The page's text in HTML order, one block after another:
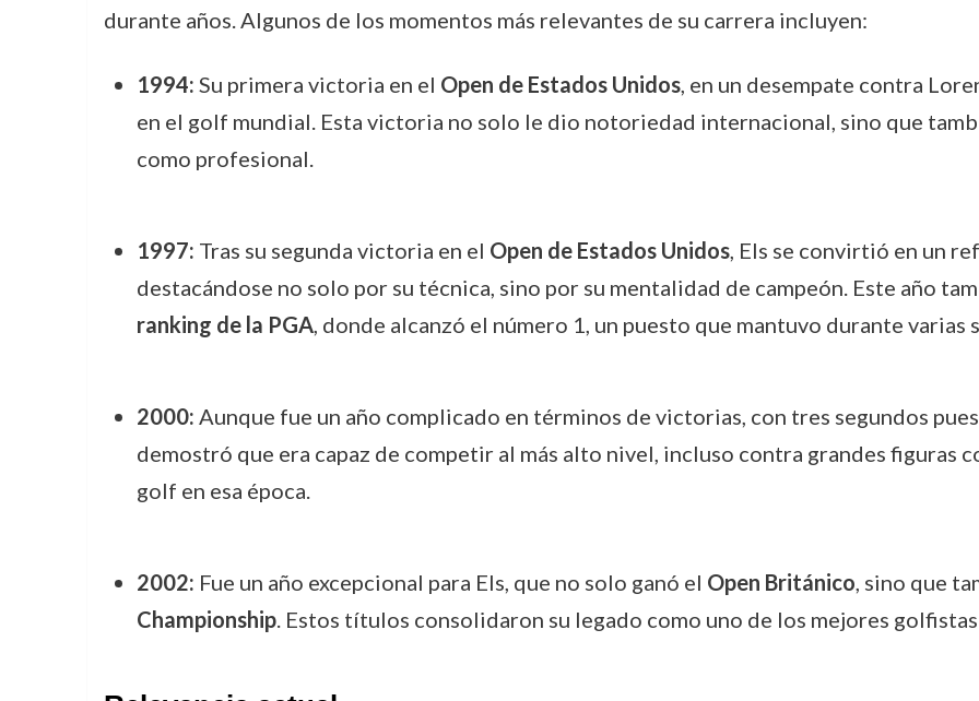
durante años. Algunos de los momentos más relevantes de su carrera incluyen:
1994: Su primera victoria en el Open de Estados Unidos, en un desempate contra
en el golf mundial. Esta victoria no solo le dio notoriedad internacional, sino que
como profesional.
1997: Tras su segunda victoria en el Open de Estados Unidos, Els se convirtió en un
destacándose no solo por su técnica, sino por su mentalidad de campeón. Este año
ranking de la PGA, donde alcanzó el número 1, un puesto que mantuvo durante varias
2000: Aunque fue un año complicado en términos de victorias, con tres segundos
demostró que era capaz de competir al más alto nivel, incluso contra grandes figuras
golf en esa época.
2002: Fue un año excepcional para Els, que no solo ganó el Open Británico, sino que
Championship. Estos títulos consolidaron su legado como uno de los mejores